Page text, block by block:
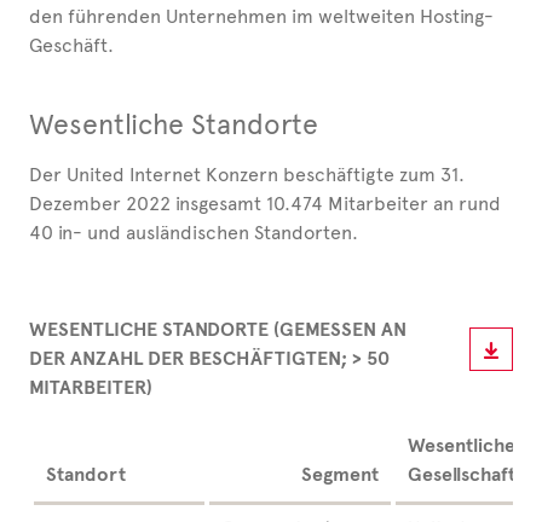
den führenden Unternehmen im weltweiten Hosting-
Geschäft.
Wesentliche Standorte
Der United Internet Konzern beschäftigte zum 31.
Dezember 2022 insgesamt 10.474 Mitarbeiter an rund
40 in- und ausländischen Standorten.
WESENTLICHE STANDORTE (GEMESSEN AN
DER ANZAHL DER BESCHÄFTIGTEN; > 50
MITARBEITER)
Standort Segment
Wesentliche
Gesellschaft